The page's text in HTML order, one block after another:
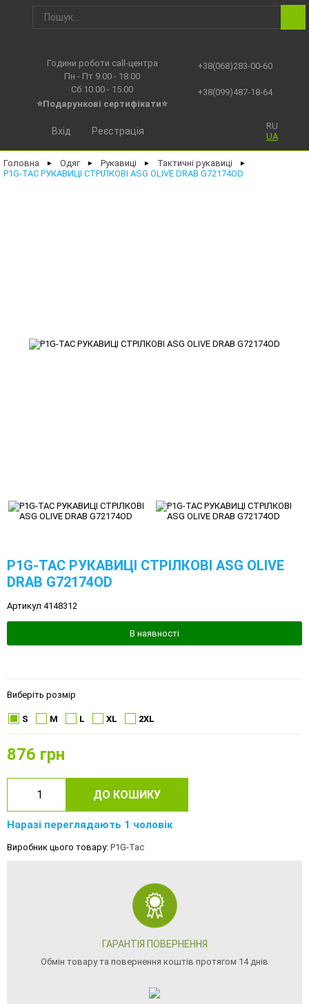
Години роботи call-центра
Пн - Пт 9.00 - 18.00
Сб 10.00 - 15.00
⭐Подарункові сертифікати⭐
+38(068)283-00-60
+38(099)487-18-64
RU
UA
Вхід Реєстрація
Головна ► Одяг ► Рукавиці ► Тактичні рукавиці ►
P1G-TAC РУКАВИЦІ СТРІЛКОВІ ASG OLIVE DRAB G72174OD
P1G-TAC РУКАВИЦІ СТРІЛКОВІ ASG OLIVE
DRAB G72174OD
Артикул 4148312
В наявності
Виберіть розмір
S M L XL 2XL
876 грн
ДО КОШИКУ
Наразі переглядають 1 чоловік
Виробник цього товару: P1G-Tac
ГАРАНТІЯ ПОВЕРНЕННЯ
Обмін товару та повернення коштів протягом 14 днів